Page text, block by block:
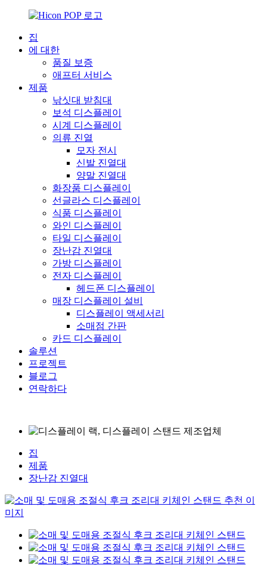
집
에 대한
품질 보증
애프터 서비스
제품
낚싯대 받침대
보석 디스플레이
시계 디스플레이
의류 진열
모자 전시
신발 진열대
양말 진열대
화장품 디스플레이
선글라스 디스플레이
식품 디스플레이
와인 디스플레이
타일 ​​디스플레이
장난감 진열대
가방 디스플레이
전자 디스플레이
헤드폰 디스플레이
매장 디스플레이 설비
디스플레이 액세서리
소매점 간판
카드 디스플레이
솔루션
프로젝트
블로그
연락하다
집
제품
장난감 진열대